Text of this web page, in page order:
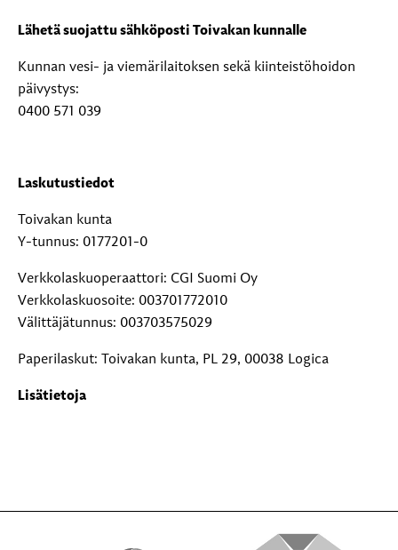
Lähetä suojattu sähköposti Toivakan kunnalle
Kunnan vesi- ja viemärilaitoksen sekä kiinteistöhoidon
päivystys:
0400 571 039
Laskutustiedot
Toivakan kunta
Y-tunnus: 0177201-0
Verkkolaskuoperaattori: CGI Suomi Oy
Verkkolaskuosoite: 003701772010
Välittäjätunnus: 003703575029
Paperilaskut: Toivakan kunta, PL 29, 00038 Logica
Lisätietoja